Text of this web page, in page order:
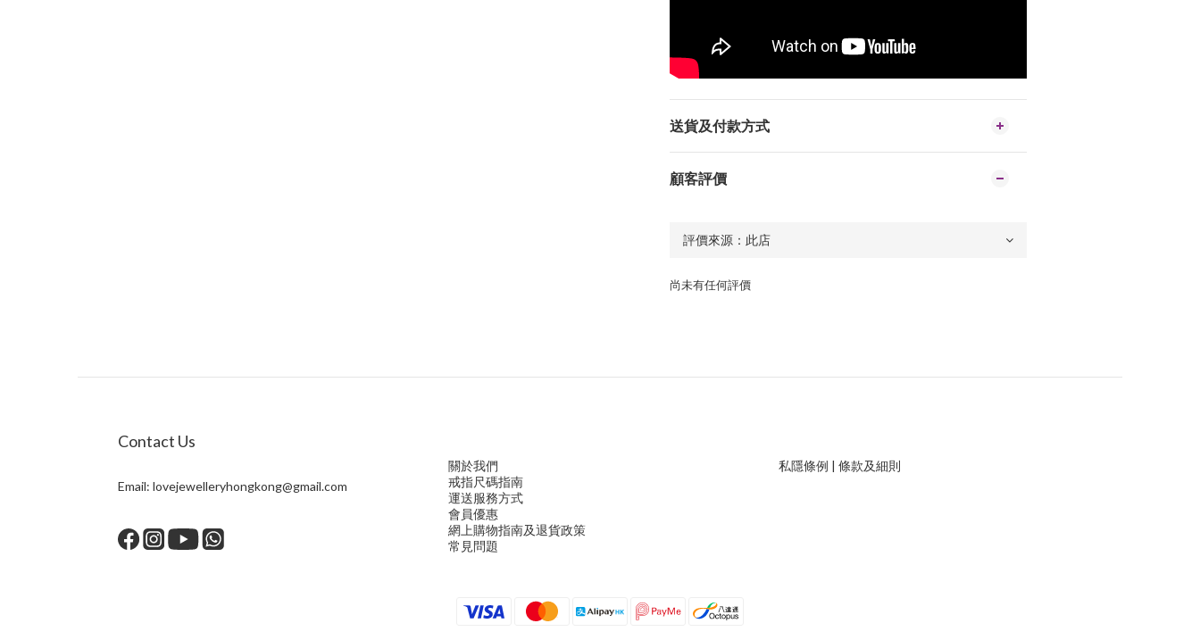
送貨及付款方式
顧客評價
尚未有任何評價
Contact Us
Email: lovejewelleryhongkong@gmail.com
關於我們
戒指尺碼指南
運送服務方式
會員優惠
網上購物指南及退貨政策
常見問題
私隱條例 | 條款及細則